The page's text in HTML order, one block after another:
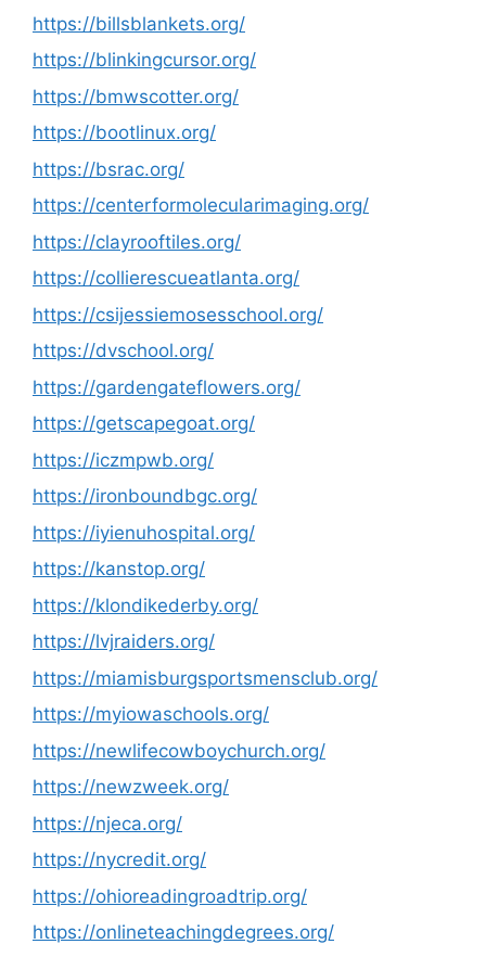
https://billsblankets.org/
https://blinkingcursor.org/
https://bmwscotter.org/
https://bootlinux.org/
https://bsrac.org/
https://centerformolecularimaging.org/
https://clayrooftiles.org/
https://collierescueatlanta.org/
https://csijessiemosesschool.org/
https://dvschool.org/
https://gardengateflowers.org/
https://getscapegoat.org/
https://iczmpwb.org/
https://ironboundbgc.org/
https://iyienuhospital.org/
https://kanstop.org/
https://klondikederby.org/
https://lvjraiders.org/
https://miamisburgsportsmensclub.org/
https://myiowaschools.org/
https://newlifecowboychurch.org/
https://newzweek.org/
https://njeca.org/
https://nycredit.org/
https://ohioreadingroadtrip.org/
https://onlineteachingdegrees.org/